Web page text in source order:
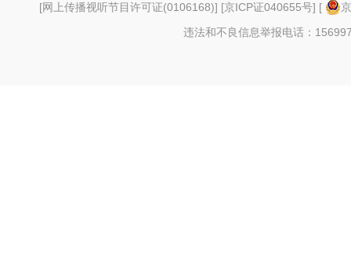
[网上传播视听节目许可证(0106168)] [京ICP证040655号] [
违法和不良信息举报电话：